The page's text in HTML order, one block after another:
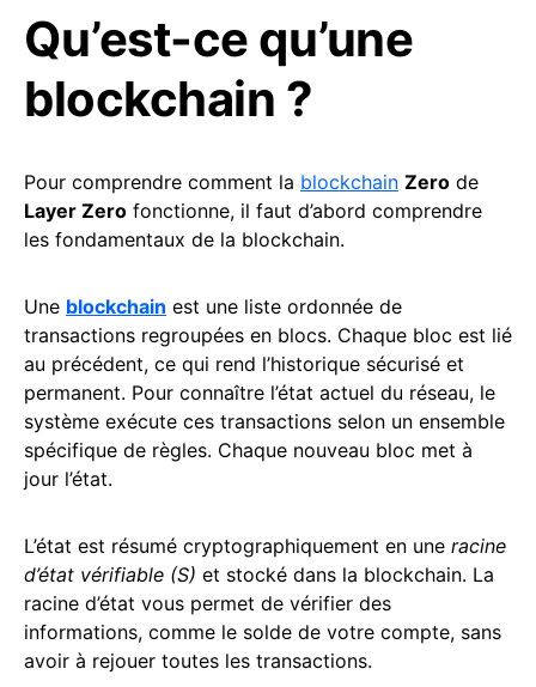
Qu’est-ce qu’une
blockchain ?
Pour comprendre comment la blockchain Zero de
Layer Zero fonctionne, il faut d’abord comprendre
les fondamentaux de la blockchain.
Une blockchain est une liste ordonnée de
transactions regroupées en blocs. Chaque bloc est lié
au précédent, ce qui rend l’historique sécurisé et
permanent. Pour connaître l’état actuel du réseau, le
système exécute ces transactions selon un ensemble
spécifique de règles. Chaque nouveau bloc met à
jour l’état.
L’état est résumé cryptographiquement en une racine
d’état vérifiable (S) et stocké dans la blockchain. La
racine d’état vous permet de vérifier des
informations, comme le solde de votre compte, sans
avoir à rejouer toutes les transactions.